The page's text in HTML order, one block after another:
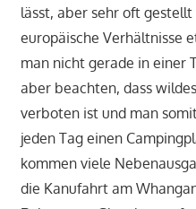
lässt, aber sehr oft
europäische Verhältnisse
man nicht gerade in einer
aber beachten, dass
verboten ist und man
jeden Tag einen
kommen viele
die Kanufahrt am